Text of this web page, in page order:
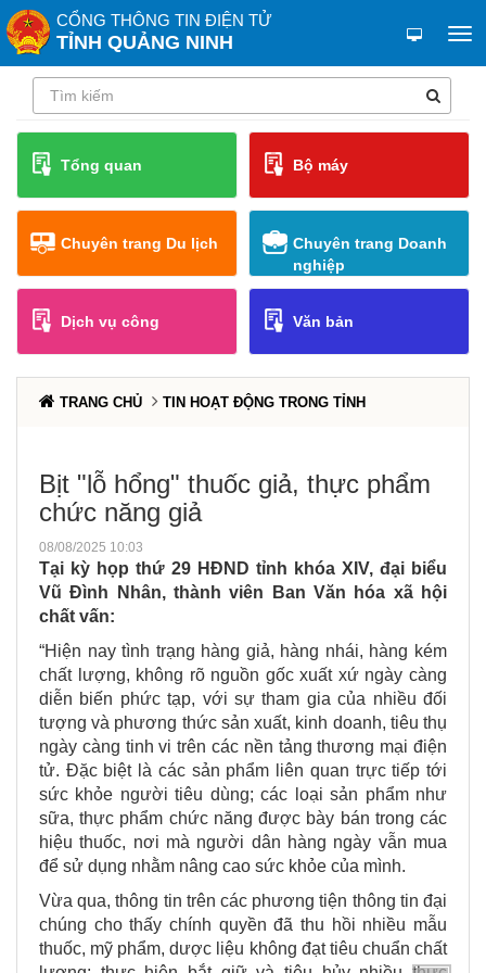
CỔNG THÔNG TIN ĐIỆN TỬ
TỈNH QUẢNG NINH
Tổng quan Bộ máy
Chuyên trang Du lịch
Chuyên trang Doanh
nghiệp
Dịch vụ công Văn bản
TRANG CHỦ TIN HOẠT ĐỘNG TRONG TỈNH
Bịt "lỗ hổng" thuốc giả, thực phẩm
chức năng giả
08/08/2025 10:03
Tại kỳ họp thứ 29 HĐND tỉnh khóa XIV, đại biểu
Vũ Đình Nhân, thành viên Ban Văn hóa xã hội
chất vấn:
“Hiện nay tình trạng hàng giả, hàng nhái, hàng kém
chất lượng, không rõ nguồn gốc xuất xứ ngày càng
diễn biến phức tạp, với sự tham gia của nhiều đối
tượng và phương thức sản xuất, kinh doanh, tiêu thụ
ngày càng tinh vi trên các nền tảng thương mại điện
tử. Đặc biệt là các sản phẩm liên quan trực tiếp tới
sức khỏe người tiêu dùng; các loại sản phẩm như
sữa, thực phẩm chức năng được bày bán trong các
hiệu thuốc, nơi mà người dân hàng ngày vẫn mua
để sử dụng nhằm nâng cao sức khỏe của mình.
Vừa qua, thông tin trên các phương tiện thông tin đại
chúng cho thấy chính quyền đã thu hồi nhiều mẫu
thuốc, mỹ phẩm, dược liệu không đạt tiêu chuẩn chất